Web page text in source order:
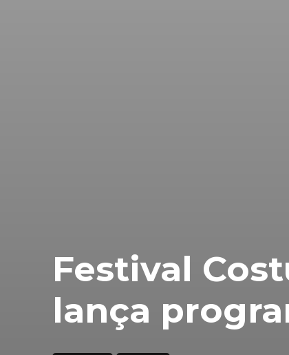
Festival
lança